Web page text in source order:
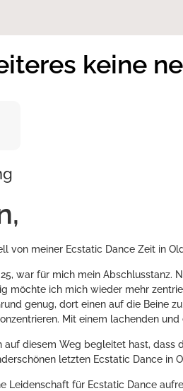
keine
von meiner Ecstatic Dance Zeit in
war für mich mein
möchte ich mich wieder mehr
genug, dort einen auf die Beine
Mit einem lachenden
auf diesem Weg begleitet hast,
letzten Ecstatic Dance in
Leidenschaft für Ecstatic Dance